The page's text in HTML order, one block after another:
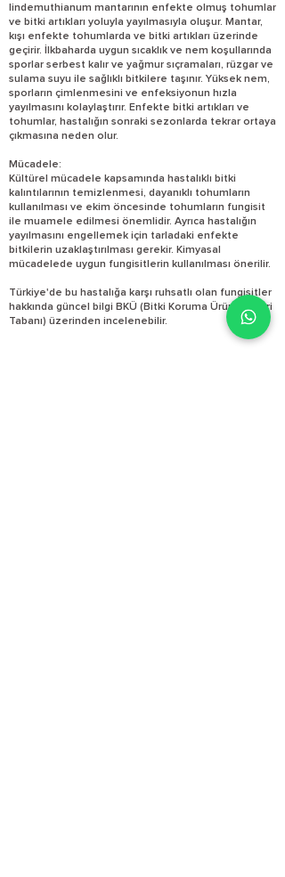
lindemuthianum mantarının enfekte olmuş tohumlar
ve bitki artıkları yoluyla yayılmasıyla oluşur. Mantar,
kışı enfekte tohumlarda ve bitki artıkları üzerinde
geçirir. İlkbaharda uygun sıcaklık ve nem koşullarında
sporlar serbest kalır ve yağmur sıçramaları, rüzgar ve
sulama suyu ile sağlıklı bitkilere taşınır. Yüksek nem,
sporların çimlenmesini ve enfeksiyonun hızla
yayılmasını kolaylaştırır. Enfekte bitki artıkları ve
tohumlar, hastalığın sonraki sezonlarda tekrar ortaya
çıkmasına neden olur.
Mücadele:
Kültürel mücadele kapsamında hastalıklı bitki
kalıntılarının temizlenmesi, dayanıklı tohumların
kullanılması ve ekim öncesinde tohumların fungisit
ile muamele edilmesi önemlidir. Ayrıca hastalığın
yayılmasını engellemek için tarladaki enfekte
bitkilerin uzaklaştırılması gerekir. Kimyasal
mücadelede uygun fungisitlerin kullanılması önerilir.
Türkiye'de bu hastalığa karşı ruhsatlı olan fungisitler
hakkında güncel bilgi BKÜ (Bitki Koruma Ürünleri Veri
Tabanı) üzerinden incelenebilir.